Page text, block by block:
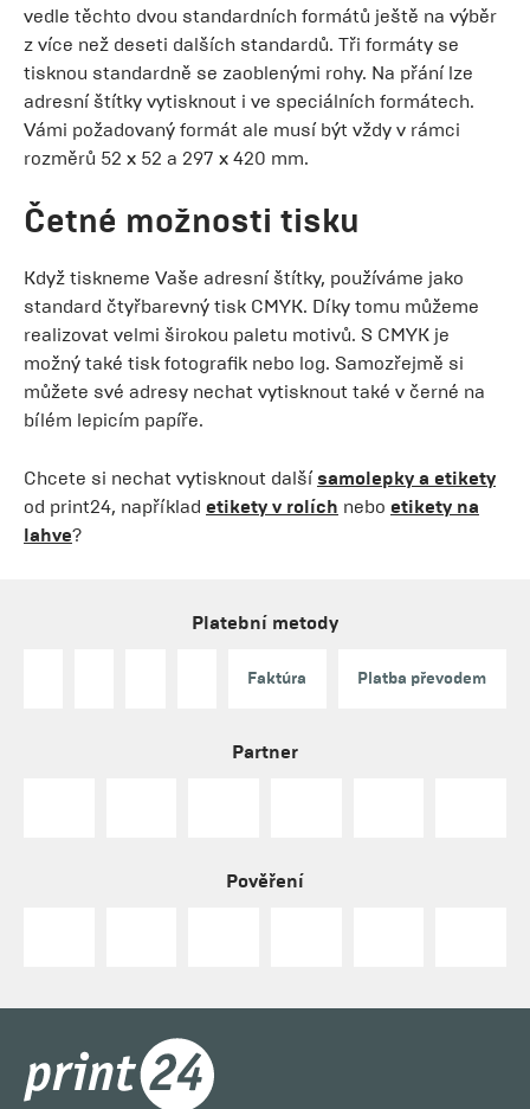
vedle těchto dvou standardních formátů ještě na výběr
z více než deseti dalších standardů. Tři formáty se
tisknou standardně se zaoblenými rohy. Na přání lze
adresní štítky vytisknout i ve speciálních formátech.
Vámi požadovaný formát ale musí být vždy v rámci
rozměrů 52 x 52 a 297 x 420 mm.
Četné možnosti tisku
Když tiskneme Vaše adresní štítky, používáme jako
standard čtyřbarevný tisk CMYK. Díky tomu můžeme
realizovat velmi širokou paletu motivů. S CMYK je
možný také tisk fotografik nebo log. Samozřejmě si
můžete své adresy nechat vytisknout také v černé na
bílém lepicím papíře.
Chcete si nechat vytisknout další samolepky a etikety
od print24, například etikety v rolích nebo etikety na
lahve?
Platební metody
Faktúra Platba převodem
Partner
Pověření